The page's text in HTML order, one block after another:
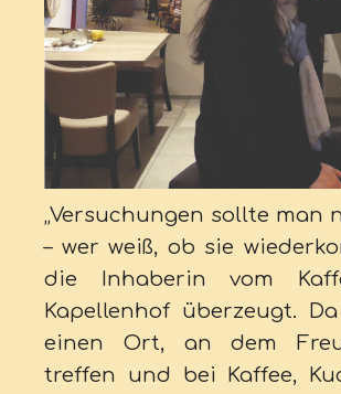
„Versuchungen sollte man
– wer weiß, ob sie
die Inhaberin vom
Kapellenhof überzeugt.
einen Ort, an dem
treffen und bei Kaffee,